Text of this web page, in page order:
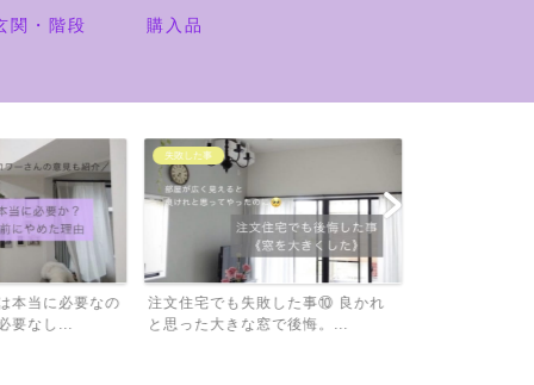
関・階段 購入品
した事⑩ 良かれ
後悔。...
未分類
住宅ローンの借り換えをする前にモ
ゲチェックで比較してビッ...